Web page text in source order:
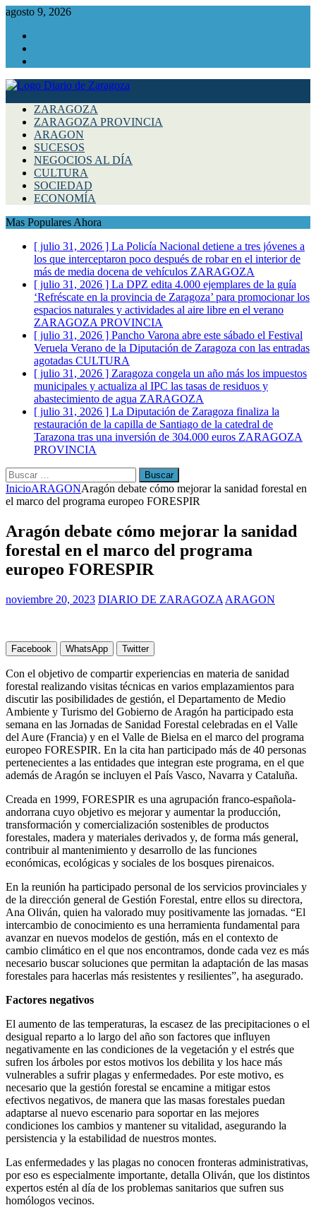
agosto 9, 2026
ZARAGOZA
ZARAGOZA PROVINCIA
ARAGON
SUCESOS
NEGOCIOS AL DÍA
CULTURA
SOCIEDAD
ECONOMÍA
Mas Populares Ahora
[ julio 31, 2026 ] La Policía Nacional detiene a tres jóvenes a
los que interceptaron poco después de robar en el interior de
más de media docena de vehículos ZARAGOZA
[ julio 31, 2026 ] La DPZ edita 4.000 ejemplares de la guía
‘Refréscate en la provincia de Zaragoza’ para promocionar los
espacios naturales y actividades al aire libre en el verano
ZARAGOZA PROVINCIA
[ julio 31, 2026 ] Pancho Varona abre este sábado el Festival
Veruela Verano de la Diputación de Zaragoza con las entradas
agotadas CULTURA
[ julio 31, 2026 ] Zaragoza congela un año más los impuestos
municipales y actualiza al IPC las tasas de residuos y
abastecimiento de agua ZARAGOZA
[ julio 31, 2026 ] La Diputación de Zaragoza finaliza la
restauración de la capilla de Santiago de la catedral de
Tarazona tras una inversión de 304.000 euros ZARAGOZA
PROVINCIA
Buscar:
InicioARAGONAragón debate cómo mejorar la sanidad forestal en
el marco del programa europeo FORESPIR
Aragón debate cómo mejorar la sanidad
forestal en el marco del programa
europeo FORESPIR
noviembre 20, 2023 DIARIO DE ZARAGOZA ARAGON
Facebook WhatsApp Twitter
Con el objetivo de compartir experiencias en materia de sanidad
forestal realizando visitas técnicas en varios emplazamientos para
discutir las posibilidades de gestión, el Departamento de Medio
Ambiente y Turismo del Gobierno de Aragón ha participado esta
semana en las Jornadas de Sanidad Forestal celebradas en el Valle
del Aure (Francia) y en el Valle de Bielsa en el marco del programa
europeo FORESPIR. En la cita han participado más de 40 personas
pertenecientes a las entidades que integran este programa, en el que
además de Aragón se incluyen el País Vasco, Navarra y Cataluña.
Creada en 1999, FORESPIR es una agrupación franco-española-
andorrana cuyo objetivo es mejorar y aumentar la producción,
transformación y comercialización sostenibles de productos
forestales, madera y materiales derivados y, de forma más general,
contribuir al mantenimiento y desarrollo de las funciones
económicas, ecológicas y sociales de los bosques pirenaicos.
En la reunión ha participado personal de los servicios provinciales y
de la dirección general de Gestión Forestal, entre ellos su directora,
Ana Oliván, quien ha valorado muy positivamente las jornadas. “El
intercambio de conocimiento es una herramienta fundamental para
avanzar en nuevos modelos de gestión, más en el contexto de
cambio climático en el que nos encontramos, donde cada vez es más
necesario buscar soluciones que permitan la adaptación de las masas
forestales para hacerlas más resistentes y resilientes”, ha asegurado.
Factores negativos
El aumento de las temperaturas, la escasez de las precipitaciones o el
desigual reparto a lo largo del año son factores que influyen
negativamente en las condiciones de la vegetación y el estrés que
sufren los árboles por estos motivos los debilita y los hace más
vulnerables a sufrir plagas y enfermedades. Por este motivo, es
necesario que la gestión forestal se encamine a mitigar estos
efectivos negativos, de manera que las masas forestales puedan
adaptarse al nuevo escenario para soportar en las mejores
condiciones los cambios y mantener su vitalidad, asegurando la
persistencia y la estabilidad de nuestros montes.
Las enfermedades y las plagas no conocen fronteras administrativas,
por eso es especialmente importante, detalla Oliván, que los distintos
expertos estén al día de los problemas sanitarios que sufren sus
homólogos vecinos.